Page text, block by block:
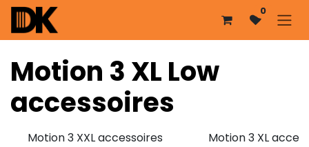
Overslaan naar inhoud 0
Motion 3 XL Low
accessoires
Motion 3 XXL accessoires Motion 3 XL